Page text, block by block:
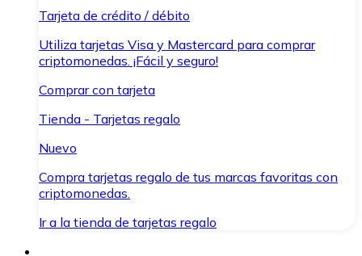
Tarjeta de crédito / débito
Utiliza tarjetas Visa y Mastercard para comprar
criptomonedas. ¡Fácil y seguro!
Comprar con tarjeta
Tienda - Tarjetas regalo
Nuevo
Compra tarjetas regalo de tus marcas favoritas con
criptomonedas.
Ir a la tienda de tarjetas regalo